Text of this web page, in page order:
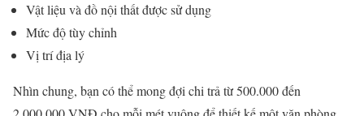
Vật liệu và đồ nội thất được sử dụng
Mức độ tùy chỉnh
Vị trí địa lý
Nhìn chung, bạn có thể mong đợi chi trả từ 500.000 đến